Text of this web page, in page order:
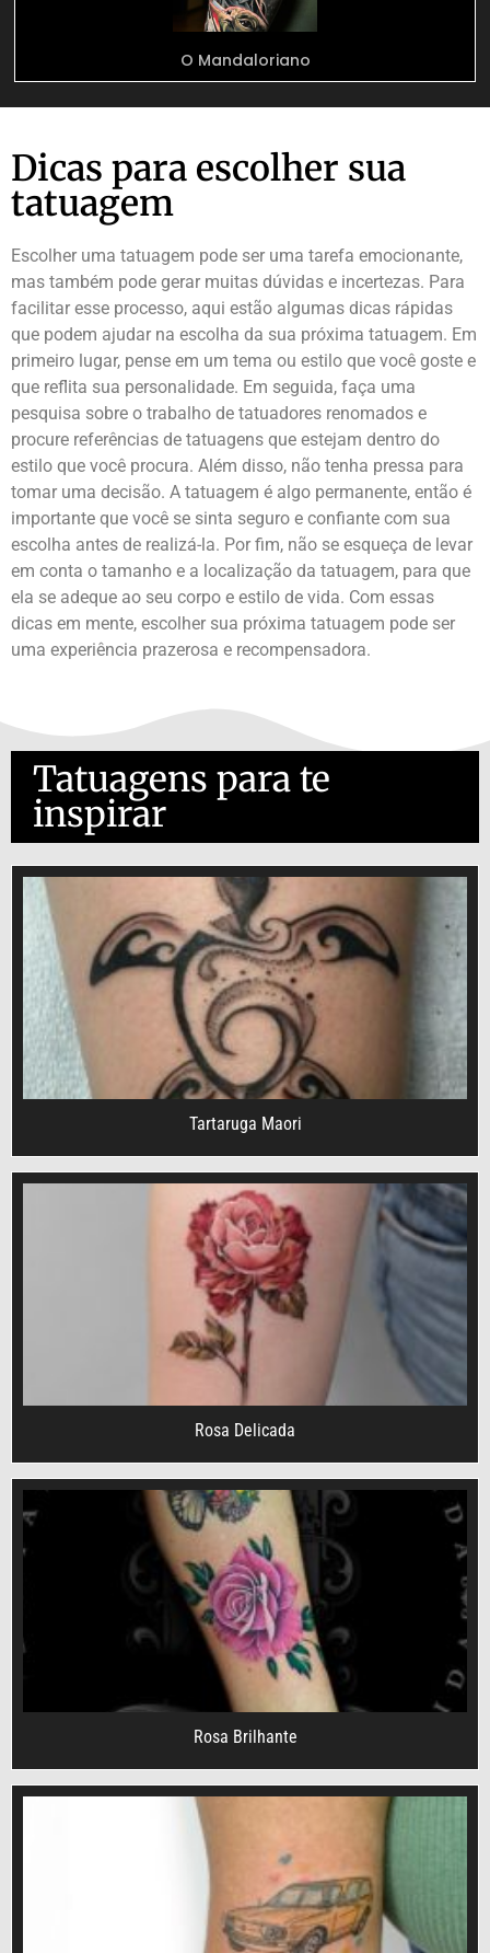
O Mandaloriano
Dicas para escolher sua
tatuagem
Escolher uma tatuagem pode ser uma tarefa emocionante,
mas também pode gerar muitas dúvidas e incertezas. Para
facilitar esse processo, aqui estão algumas dicas rápidas
que podem ajudar na escolha da sua próxima tatuagem. Em
primeiro lugar, pense em um tema ou estilo que você goste e
que reflita sua personalidade. Em seguida, faça uma
pesquisa sobre o trabalho de tatuadores renomados e
procure referências de tatuagens que estejam dentro do
estilo que você procura. Além disso, não tenha pressa para
tomar uma decisão. A tatuagem é algo permanente, então é
importante que você se sinta seguro e confiante com sua
escolha antes de realizá-la. Por fim, não se esqueça de levar
em conta o tamanho e a localização da tatuagem, para que
ela se adeque ao seu corpo e estilo de vida. Com essas
dicas em mente, escolher sua próxima tatuagem pode ser
uma experiência prazerosa e recompensadora.
Tatuagens para te
inspirar
Tartaruga Maori
Rosa Delicada
Rosa Brilhante